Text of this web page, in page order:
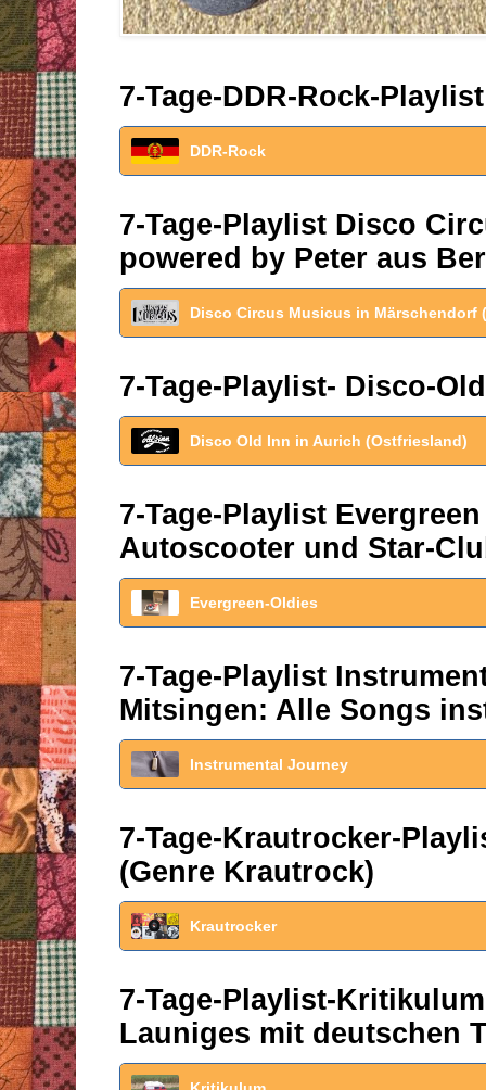
7-Tage-DDR-Rock-
DDR-Rock
7-Tage-Playlist Disco
powered by Peter aus
Disco Circus Musicus in Märschendorf
7-Tage-Playlist- Disco-
Disco Old Inn in Aurich (Ostfriesland)
7-Tage-Playlist
Autoscooter und Star-
Evergreen-Oldies
7-Tage-Playlist
Mitsingen: Alle Songs
Instrumental Journey
7-Tage-Krautrocker-
(Genre Krautrock)
Krautrocker
7-Tage-Playlist-
Launiges mit deutschen